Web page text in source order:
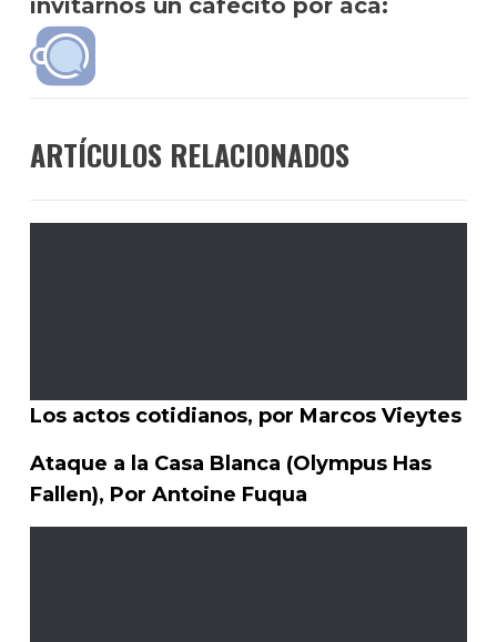
ARTÍCULOS RELACIONADOS
Los actos cotidianos, por Marcos Vieytes
Ataque a la Casa Blanca (Olympus Has
Fallen), Por Antoine Fuqua